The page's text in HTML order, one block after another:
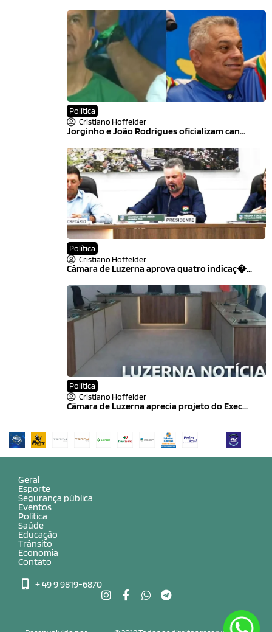
Política
Cristiano Hoffelder
Jorginho e João Rodrigues oficializam can...
Política
Cristiano Hoffelder
Câmara de Luzerna aprova quatro indicaç�...
Política
Cristiano Hoffelder
Câmara de Luzerna aprecia projeto do Exec...
Geral
Esporte
Segurança pública
Eventos
Política
Saúde
Educação
Trânsito
Economia
Contato
+ 49 9 9819-6870